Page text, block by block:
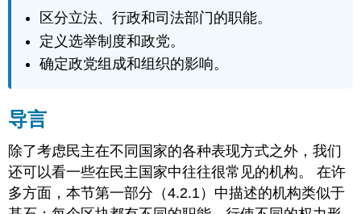
行
政、
立
司
法
选
制
度
和
区分立法、行政和司法部门的职能。
定义选举制度和政党。
确定政党组成和组织的影响。
导言
除了考虑民主在不同国家的各种表现方式之外，我们
还可以看一些在民主国家中往往很常见的机构。 在许
多方面，本节第一部分（4.2.1）中描述的机构类似于